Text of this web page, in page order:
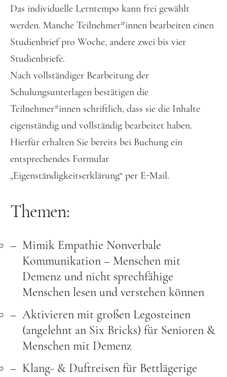
Das individuelle Lerntempo kann frei gewählt
werden. Manche Teilnehmer*innen bearbeiten einen
Studienbrief pro Woche, andere zwei bis vier
Studienbriefe.
Nach vollständiger Bearbeitung der
Schulungsunterlagen bestätigen die
Teilnehmer*innen schriftlich, dass sie die Inhalte
eigenständig und vollständig bearbeitet haben.
Hierfür erhalten Sie bereits bei Buchung ein
entsprechendes Formular
„Eigenständigkeitserklärung“ per E-Mail.
Themen:
Mimik Empathie Nonverbale
Kommunikation – Menschen mit
Demenz und nicht sprechfähige
Menschen lesen und verstehen können
Aktivieren mit großen Legosteinen
(angelehnt an Six Bricks) für Senioren &
Menschen mit Demenz
Klang- & Duftreisen für Bettlägerige